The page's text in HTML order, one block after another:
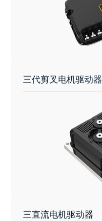
三代剪叉电机驱动器
三直流电机驱动器